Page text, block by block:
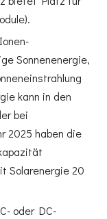
Sonnenenergie,
kann in den
bei
2025 haben die
Solarenergie 20
oder DC-